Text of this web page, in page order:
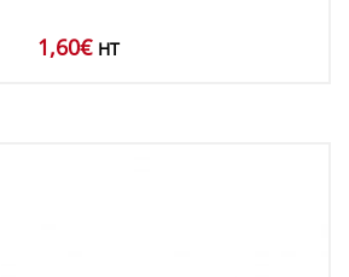
1,60€ HT